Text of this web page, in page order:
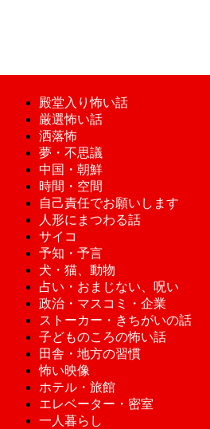
殿堂入り怖い話
厳選怖い話
洒落怖
夢・不思議
中国・朝鮮
時間・空間
自己責任でお願いします
人形にまつわる話
サイコ
予知・予言
犬・猫、動物
占い・おまじない、呪い
政治・マスコミ・企業
ストーカー・きちがいの話
子どものころの怖い話
田舎・地方の習慣
怖い映像
ホテル・旅館
エレベーター・密室
一人暮らし